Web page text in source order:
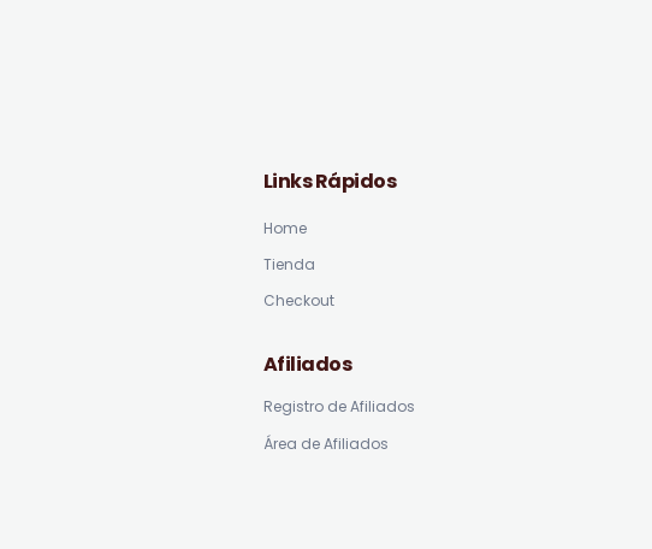
Links Rápidos
Home
Tienda
Checkout
Afiliados
Registro de Afiliados
Área de Afiliados